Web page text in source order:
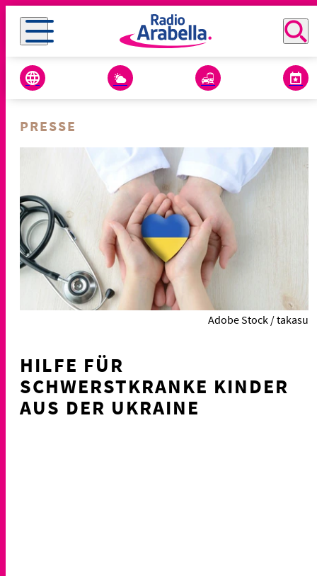
PRESSE
Adobe Stock / takasu
HILFE FÜR
SCHWERSTKRANKE KINDER
AUS DER UKRAINE